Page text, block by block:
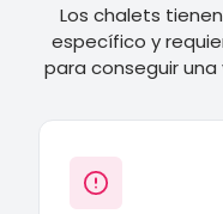
Los chalets
específico y
para conseguir